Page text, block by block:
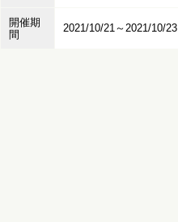
開催期
間
2021/10/21～2021/10/23